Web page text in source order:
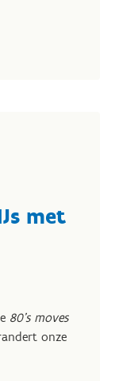
met
80’s moves
onze